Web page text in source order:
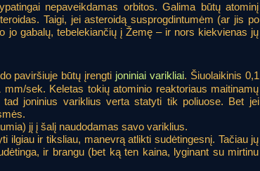
nepaveikdamas orbitos. Galima būtų atominį
Taigi, jei asteroidą susprogdintumėm (ar jis po
jo gabalų, tebelekiančių į Žemę – ir nors kiekvienas jų
paviršiuje būtų įrengti joniniai varikliai. Šiuolaikinis 0,1
sek. Keletas tokių atominio reaktoriaus maitinamų
joninius variklius verta statyti tik poliuose. Bet jei
jį į šalį naudodamas savo variklius.
ilgiau ir tiksliau, manevrą atlikti sudėtingesnį. Tačiau jų
ir brangu (bet ką ten kaina, lyginant su mirtinu